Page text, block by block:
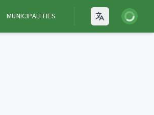
MUNICIPALITIES Open
Login